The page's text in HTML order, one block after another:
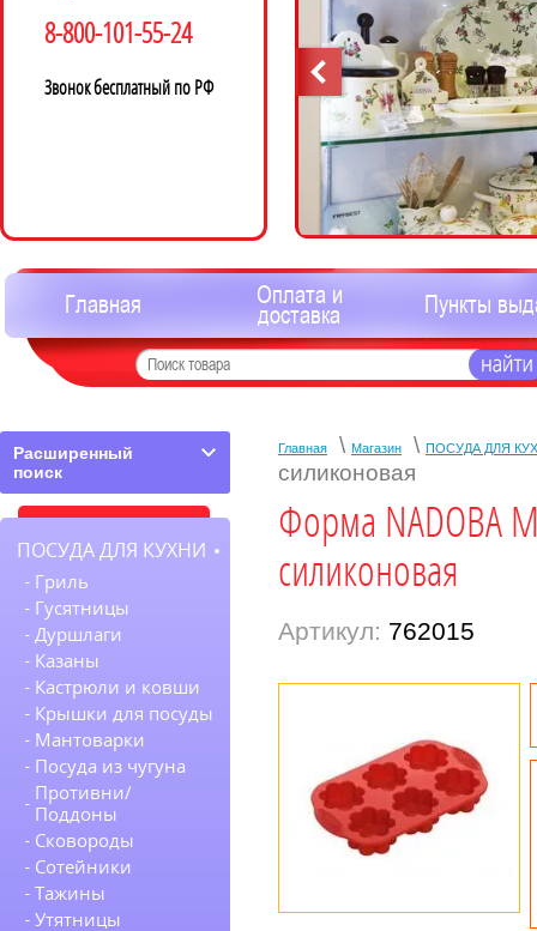
8-800-101-55-24
Звонок бесплатный по РФ
Главная Оплата и
доставка Пункты
Главная \ Магазин \ ПОСУДА ДЛЯ
силиконовая
Форма NADOBA
силиконовая
Артикул: 762015
Расширенный
поиск
ПОСУДА ДЛЯ КУХНИ
Гриль
Гусятницы
Дуршлаги
Казаны
Кастрюли и ковши
Крышки для посуды
Мантоварки
Посуда из чугуна
Противни/
Поддоны
Сковороды
Сотейники
Тажины
Утятницы